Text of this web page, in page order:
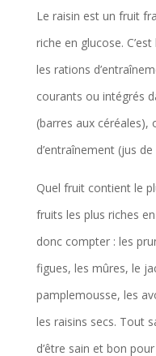
Le raisin est un fruit
riche en glucose.
les rations
courants ou intégrés
(barres aux
d’entraînement (jus
Quel fruit contient le
fruits les plus riches
donc compter : les
figues, les mûres, le
pamplemousse, les
les raisins secs. Tout
d’être sain et bon